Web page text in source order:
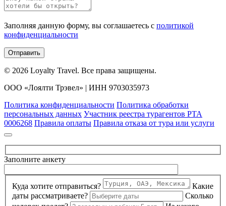
Заполняя данную форму, вы соглашаетесь с политикой
конфиденциальности
Отправить
© 2026 Loyalty Travel. Все права защищены.
ООО «Лоялти Трэвел» | ИНН 9703035973
Политика конфиденциальности Политика обработки
персональных данных Участник реестра турагентов РТА
0006268 Правила оплаты Правила отказа от тура или услуги
Заполните анкету
Куда хотите отправиться?
Какие
даты рассматриваете?
Сколько